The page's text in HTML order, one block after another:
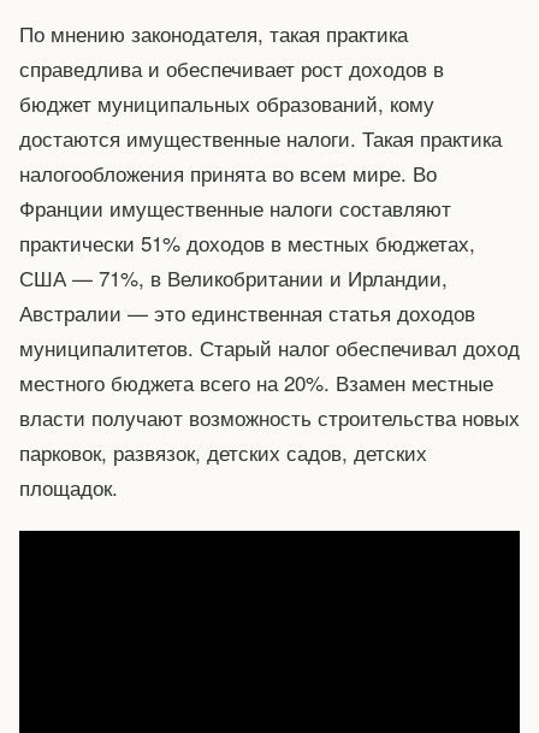
По мнению законодателя, такая практика
справедлива и обеспечивает рост доходов в
бюджет муниципальных образований, кому
достаются имущественные налоги. Такая практика
налогообложения принята во всем мире. Во
Франции имущественные налоги составляют
практически 51% доходов в местных бюджетах,
США — 71%, в Великобритании и Ирландии,
Австралии — это единственная статья доходов
муниципалитетов. Старый налог обеспечивал доход
местного бюджета всего на 20%. Взамен местные
власти получают возможность строительства новых
парковок, развязок, детских садов, детских
площадок.